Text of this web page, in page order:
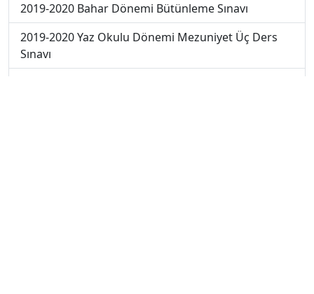
2019-2020 Bahar Dönemi Bütünleme Sınavı
2019-2020 Yaz Okulu Dönemi Mezuniyet Üç Ders
Sınavı